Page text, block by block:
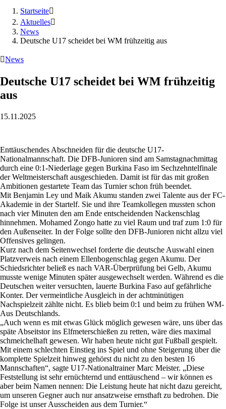
Startseite
Aktuelles
News
Deutsche U17 scheidet bei WM frühzeitig aus
News
Deutsche U17 scheidet bei WM frühzeitig
aus
15.11.2025
Enttäuschendes Abschneiden für die deutsche U17-
Nationalmannschaft. Die DFB-Junioren sind am Samstagnachmittag
durch eine 0:1-Niederlage gegen Burkina Faso im Sechzehntelfinale
der Weltmeisterschaft ausgeschieden. Damit ist für das mit großen
Ambitionen gestartete Team das Turnier schon früh beendet.
Mit Benjamin Ley und Maik Akumu standen zwei Talente aus der FC-
Akademie in der Startelf. Sie und ihre Teamkollegen mussten schon
nach vier Minuten den am Ende entscheidenden Nackenschlag
hinnehmen. Mohamed Zongo hatte zu viel Raum und traf zum 1:0 für
den Außenseiter. In der Folge sollte den DFB-Junioren nicht allzu viel
Offensives gelingen.
Kurz nach dem Seitenwechsel forderte die deutsche Auswahl einen
Platzverweis nach einem Ellenbogenschlag gegen Akumu. Der
Schiedsrichter beließ es nach VAR-Überprüfung bei Gelb, Akumu
musste wenige Minuten später ausgewechselt werden. Während es die
Deutschen weiter versuchten, lauerte Burkina Faso auf gefährliche
Konter. Der vermeintliche Ausgleich in der achtminütigen
Nachspielzeit zählte nicht. Es blieb beim 0:1 und beim zu frühen WM-
Aus Deutschlands.
„Auch wenn es mit etwas Glück möglich gewesen wäre, uns über das
späte Abseitstor ins Elfmeterschießen zu retten, wäre dies maximal
schmeichelhaft gewesen. Wir haben heute nicht gut Fußball gespielt.
Mit einem schlechten Einstieg ins Spiel und ohne Steigerung über die
komplette Spielzeit hinweg gehörst du nicht zu den besten 16
Mannschaften“, sagte U17-Nationaltrainer Marc Meister. „Diese
Feststellung ist sehr ernüchternd und enttäuschend – wir können es
aber beim Namen nennen: Die Leistung heute hat nicht dazu gereicht,
um unseren Gegner auch nur ansatzweise ernsthaft zu bedrohen. Die
Folge ist unser Ausscheiden aus dem Turnier.“